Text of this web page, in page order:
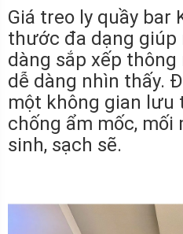
Giá treo ly quầy bar
thước đa dạng
dàng sắp xếp
dễ dàng nhìn thấy.
một không gian lưu
chống ẩm mốc, mối
sinh, sạch sẽ.